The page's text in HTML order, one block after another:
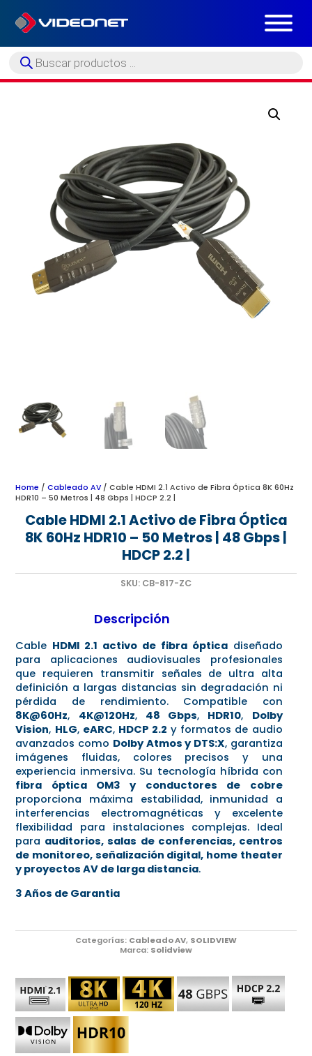
Búsqueda
de
Home /Cableado AV / Cable HDMI 2.1 Activo de Fibra Óptica 8K 60Hz
HDR10 – 50 Metros | 48 Gbps | HDCP 2.2 |
Cable HDMI 2.1 Activo de Fibra Óptica
8K 60Hz HDR10 – 50 Metros | 48 Gbps |
HDCP 2.2 |
SKU: CB-817-ZC
Descripción
Cable HDMI 2.1 activo de fibra ópticadiseñado
para aplicaciones audiovisuales profesionales
que requieren transmitir señales de ultra alta
definición a largas distancias sin degradación ni
pérdida de rendimiento. Compatible con
8K@60Hz, 4K@120Hz, 48 Gbps, HDR10, Dolby
Vision, HLG, eARC, HDCP 2.2 y formatos de audio
avanzados como Dolby Atmos y DTS:X, garantiza
imágenes fluidas, colores precisos y una
experiencia inmersiva. Su tecnología híbrida con
fibra óptica OM3 y conductores de cobre
proporciona máxima estabilidad, inmunidad a
interferencias electromagnéticas y excelente
flexibilidad para instalaciones complejas. Ideal
para auditorios, salas de conferencias, centros
de monitoreo, señalización digital, home theater
y proyectos AV de larga distancia.
3 Años de Garantia
Categorías: Cableado AV, SOLIDVIEW
Marca: Solidview